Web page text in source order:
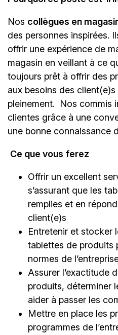
Nos collègues en
des personnes inspirées.
offrir une expérience de
magasin en veillant à ce
toujours prêt à offrir des
aux besoins des
pleinement. Nos commis
clientes grâce à une
une bonne connaissance
Ce que vous ferez
Offrir un excellent
s’assurant que les
remplies et en
client(e)s
Entretenir et stocker
tablettes de produits
normes de
Assurer l’exactitude
produits, déterminer
aider à passer les
Mettre en place les
programmes de